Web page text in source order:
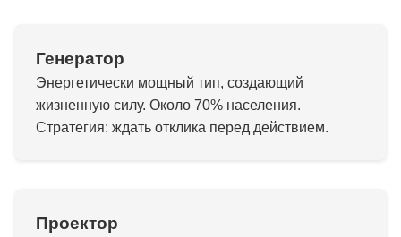
Генератор
Энергетически мощный тип, создающий
жизненную силу. Около 70% населения.
Стратегия: ждать отклика перед действием.
Проектор